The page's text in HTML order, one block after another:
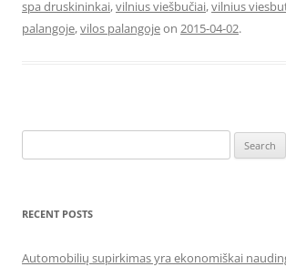
spa druskininkai,vilnius viešbučiai,vilnius
palangoje,vilos palangojeon 2015-04-02.
for:
RECENT POSTS
Automobilių supirkimas yra ekonomiškai